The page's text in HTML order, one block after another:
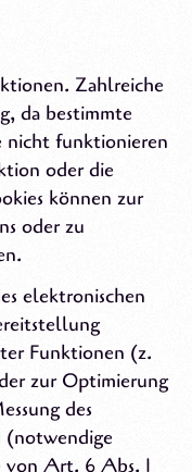
Zahlreiche
da bestimmte
nicht funktionieren
oder die
können zur
oder zu
elektronischen
Funktionen (z.
zur Optimierung
des
(notwendige
von Art. 6 Abs. 1